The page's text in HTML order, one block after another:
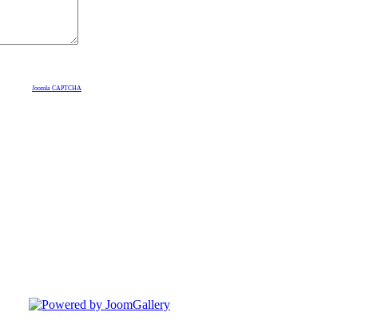
Joomla CAPTCHA